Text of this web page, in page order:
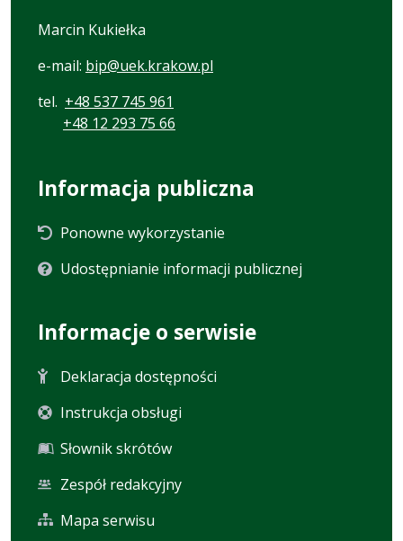
Marcin Kukiełka
e-mail: bip@uek.krakow.pl
tel. +48 537 745 961
+48 12 293 75 66
Informacja publiczna
Ponowne wykorzystanie
Udostępnianie informacji publicznej
Informacje o serwisie
Deklaracja dostępności
Instrukcja obsługi
Słownik skrótów
Zespół redakcyjny
Mapa serwisu